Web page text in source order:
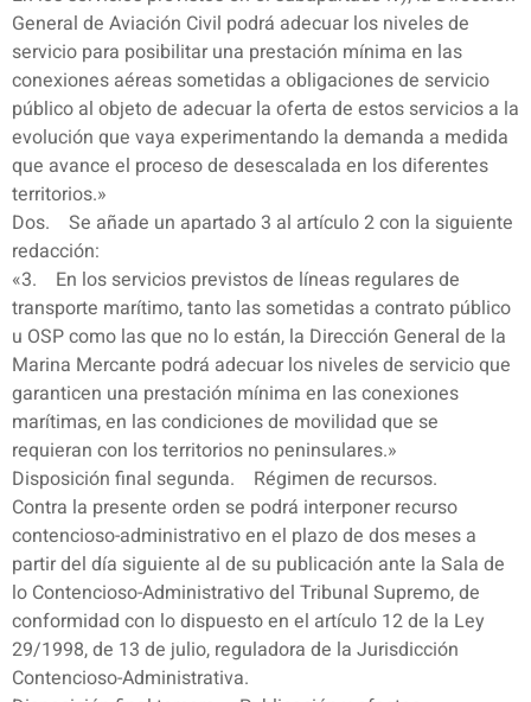
General de Aviación Civil podrá adecuar los niveles de
servicio para posibilitar una prestación mínima en las
conexiones aéreas sometidas a obligaciones de servicio
público al objeto de adecuar la oferta de estos servicios a la
evolución que vaya experimentando la demanda a medida
que avance el proceso de desescalada en los diferentes
territorios.»
Dos. Se añade un apartado 3 al artículo 2 con la siguiente
redacción:
«3. En los servicios previstos de líneas regulares de
transporte marítimo, tanto las sometidas a contrato público
u OSP como las que no lo están, la Dirección General de la
Marina Mercante podrá adecuar los niveles de servicio que
garanticen una prestación mínima en las conexiones
marítimas, en las condiciones de movilidad que se
requieran con los territorios no peninsulares.»
Disposición final segunda. Régimen de recursos.
Contra la presente orden se podrá interponer recurso
contencioso-administrativo en el plazo de dos meses a
partir del día siguiente al de su publicación ante la Sala de
lo Contencioso-Administrativo del Tribunal Supremo, de
conformidad con lo dispuesto en el artículo 12 de la Ley
29/1998, de 13 de julio, reguladora de la Jurisdicción
Contencioso-Administrativa.